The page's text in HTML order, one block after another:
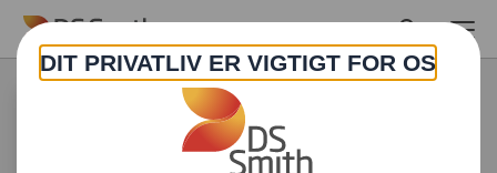
Skip to main content